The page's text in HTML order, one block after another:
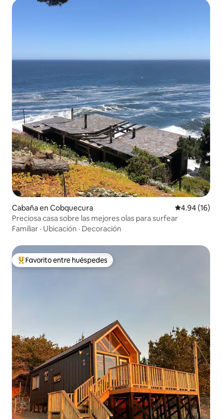
Cabaña en Cobquecura Calificación
4.94 (16)
Preciosa casa sobre las mejores olas para surfear
Familiar · Ubicación · Decoración
Favorito entre huéspedes preferido
Favorito entre huéspedes